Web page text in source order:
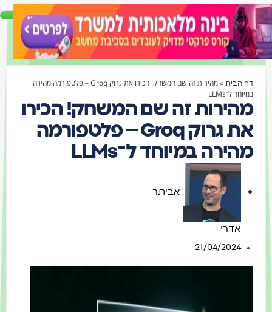
דף הבית»
מהירות זה שם המשחק! הכירו את גרוק Groq – פלטפורמה מהירה
במיוחד ל־LLMs
מהירות זה שם המשחק! הכירו
את גרוק Groq – פלטפורמה
מהירה במיוחד ל־LLMs
אביתר
אדרי
21/04/2024